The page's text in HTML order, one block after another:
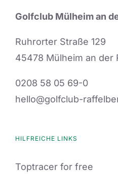
Golfclub Mülheim an
Ruhrorter Straße 129
45478 Mülheim an der
0208 58 05 69-0
hello@golfclub-
HILFREICHE LINKS
Toptracer for free